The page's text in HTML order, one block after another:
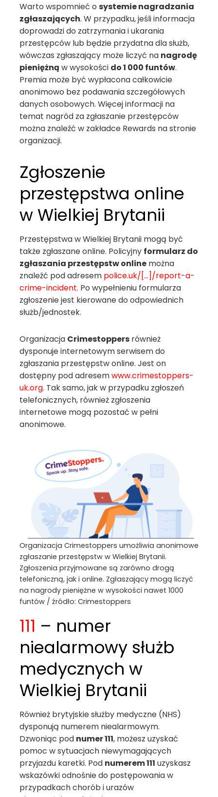
Warto wspomnieć o systemie nagradzania
zgłaszających. W przypadku, jeśli informacja
doprowadzi do zatrzymania i ukarania
przestępców lub będzie przydatna dla służb,
wówczas zgłaszający może liczyć na nagrodę
pieniężną w wysokości do1 000 funtów.
Premia może być wypłacona całkowicie
anonimowo bez podawania szczegółowych
danych osobowych. Więcej informacji na
temat nagród za zgłaszanie przestępców
można znaleźć w zakładce Rewards na stronie
organizacji.
Zgłoszenie
przestępstwa online
w Wielkiej Brytanii
Przestępstwa w Wielkiej Brytanii mogą być
także zgłaszane online. Policyjny formularz do
zgłaszania przestępstw online można
znaleźć pod adresem police.uk/[…]/report-a-
crime-incident. Po wypełnieniu formularza
zgłoszenie jest kierowane do odpowiednich
służb/jednostek.
Organizacja Crimestoppers również
dysponuje internetowym serwisem do
zgłaszania przestępstw online. Jest on
dostępny pod adresemwww.crimestoppers-
uk.org. Tak samo, jak w przypadku zgłoszeń
telefonicznych, również zgłoszenia
internetowe mogą pozostać w pełni
anonimowe.
Organizacja Crimestoppers umożliwia anonimowe
zgłaszanie przestępstw w Wielkiej Brytanii.
Zgłoszenia przyjmowane są zarówno drogą
telefoniczną, jak i online. Zgłaszający mogą liczyć
na nagrody pieniężne w wysokości nawet 1000
funtów / źródło: Crimestoppers
111 – numer
niealarmowy służb
medycznych w
Wielkiej Brytanii
Również brytyjskie służby medyczne (NHS)
dysponują numerem niealarmowym.
Dzwoniąc pod numer 111, możesz uzyskać
pomoc w sytuacjach niewymagających
przyjazdu karetki. Pod numerem 111 uzyskasz
wskazówki odnośnie do postępowania w
przypadkach chorób i urazów